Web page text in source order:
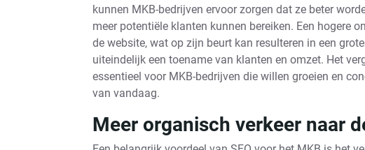
kunnen MKB-bedrijven ervoor zorgen dat ze beter
meer potentiële klanten kunnen bereiken. Een hogere
de website, wat op zijn beurt kan resulteren in een
uiteindelijk een toename van klanten en omzet. Het
essentieel voor MKB-bedrijven die willen groeien en
van vandaag.
Meer organisch verkeer naar